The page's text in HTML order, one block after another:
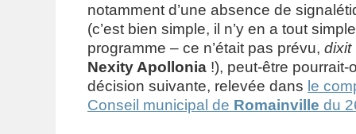
notamment d’une absence de
(c’est bien simple, il n’y en a tout
programme – ce n’était pas prévu, dixit
Nexity Apollonia !), peut-être pourrait-
décision suivante, relevée dans le
Conseil municipal de Romainville du